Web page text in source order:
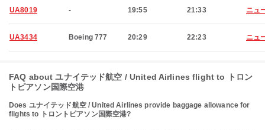
UA8019 - 19:55 21:33 ニュ
UA3434 Boeing 777 20:29 22:23 ニュ
FAQ about ユナイテッド航空 / United Airlines flight to トロン
トピアソン国際空港
Does ユナイテッド航空 / United Airlines provide baggage allowance for
flights to トロントピアソン国際空港?